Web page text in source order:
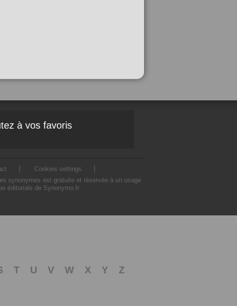
à vos favoris
Cookies settings
synonymes est gratuite et réservée à un usage
éditoriale de Synonymo.fr
T U V W X Y
Z